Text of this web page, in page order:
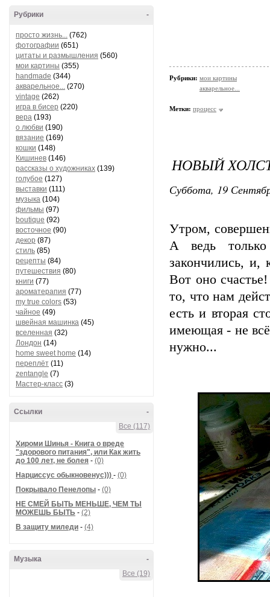
-
Рубрики
просто жизнь... (762)
фотографии (651)
цитаты и размышления (560)
мои картины (355)
handmade (344)
акварельное... (270)
vintage (262)
игра в бисер (220)
вера (193)
о любви (190)
вязание (169)
кошки (148)
Кишинев (146)
рассказы о художниках (139)
голубое (127)
выставки (111)
музыка (104)
фильмы (97)
boutique (92)
восточное (90)
декор (87)
стиль (85)
рецепты (84)
путешествия (80)
книги (77)
ароматерапия (77)
my true colors (53)
чайное (49)
швейная машинка (45)
вселенная (32)
Лондон (14)
home sweet home (14)
переплёт (11)
zentangle (7)
Мастер-класс (3)
-
Ссылки
Все (117)
Хироми Шинья - Книга о вреде
"здорового питания", или Как жить
до 100 лет, не болея - (0)
Нарциссус обыкновенус))) - (0)
Покрывало Пенелопы - (0)
НЕ СМЕЙ БЫТЬ МЕНЬШЕ, ЧЕМ ТЫ
МОЖЕШЬ БЫТЬ - (2)
В защиту миледи - (4)
-
Музыка
Все (19)
Рубрики: мои картины
акварельное...
Метки: процесс
НОВЫЙ
Суббота, 19
Утром,
А ведь только
закончились, и,
Вот оно
то, что нам
есть и вторая
имеющая - не
нужно...